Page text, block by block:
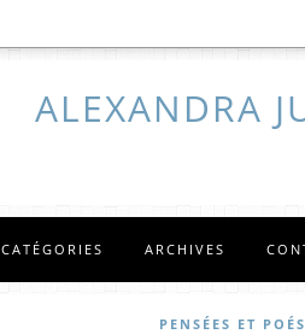
ALEXANDRA
CATÉGORIES ARCHIVES
PENSÉES ET